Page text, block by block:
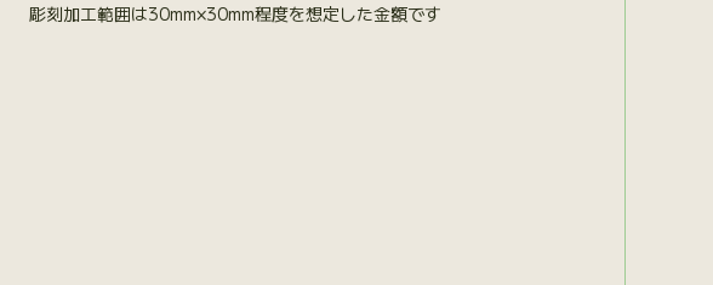
彫刻加工範囲は30mm×30mm程度を想定した金額です